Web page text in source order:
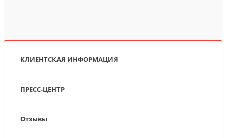
КЛИЕНТСКАЯ ИНФОРМАЦИЯ
ПРЕСС-ЦЕНТР
Отзывы